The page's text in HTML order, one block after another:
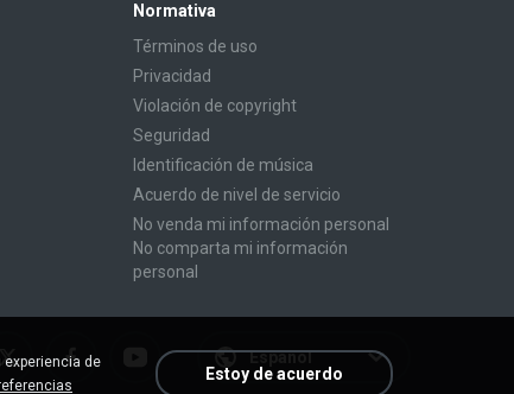
Normativa
Términos de uso
Privacidad
Violación de copyright
Seguridad
Identificación de música
Acuerdo de nivel de servicio
No venda mi información personal
No comparta mi información
personal
Español
de
Estoy de acuerdo